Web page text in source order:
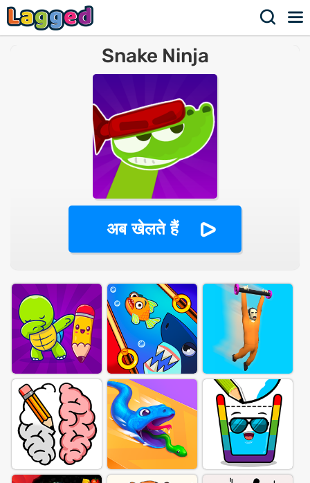
Snake Ninja
अब खेलते हैं